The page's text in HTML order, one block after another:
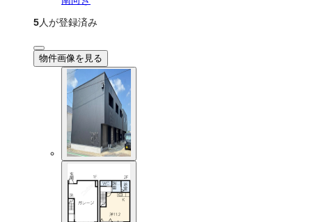
5人が登録済み
物件画像を見る